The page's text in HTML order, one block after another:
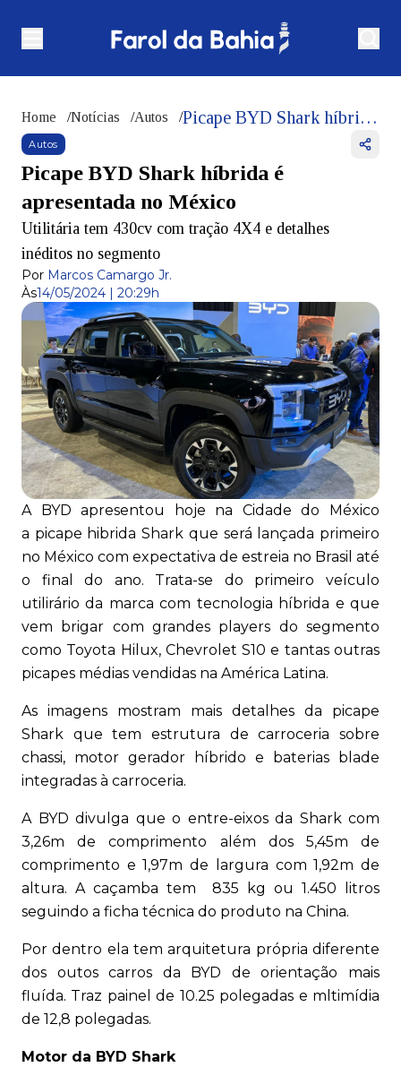
Home /Notícias /Autos / Picape BYD Shark híbrida é apresentada no México
Autos
Picape BYD Shark híbrida é
apresentada no México
Utilitária tem 430cv com tração 4X4 e detalhes
inéditos no segmento
Por Marcos Camargo Jr.
Às14/05/2024 | 20:29h
A BYD apresentou hoje na Cidade do México
a picape hibrida Shark que será lançada primeiro
no México com expectativa de estreia no Brasil até
o final do ano. Trata-se do primeiro veículo
utilirário da marca com tecnologia híbrida e que
vem brigar com grandes players do segmento
como Toyota Hilux, Chevrolet S10 e tantas outras
picapes médias vendidas na América Latina.
As imagens mostram mais detalhes da picape
Shark que tem estrutura de carroceria sobre
chassi, motor gerador híbrido e baterias blade
integradas à carroceria.
A BYD divulga que o entre-eixos da Shark com
3,26m de comprimento além dos 5,45m de
comprimento e 1,97m de largura com 1,92m de
altura. A caçamba tem 835 kg ou 1.450 litros
seguindo a ficha técnica do produto na China.
Por dentro ela tem arquitetura própria diferente
dos outos carros da BYD de orientação mais
fluída. Traz painel de 10.25 polegadas e mltimídia
de 12,8 polegadas.
Motor da BYD Shark